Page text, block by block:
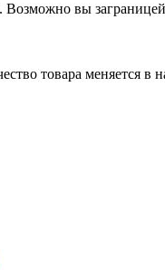
вы
товара меняется в